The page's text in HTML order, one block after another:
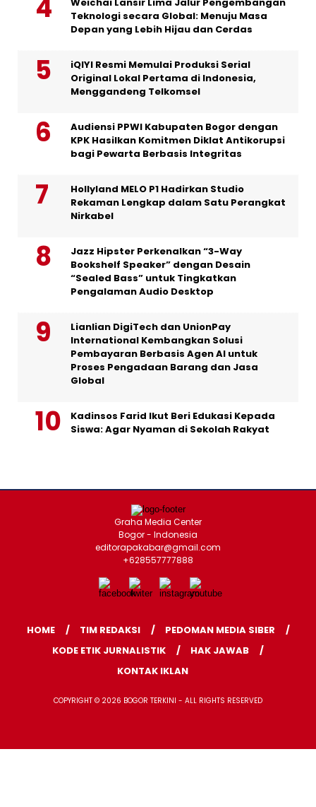
Weichai Lansir Lima Jalur Pengembangan
Teknologi secara Global: Menuju Masa
Depan yang Lebih Hijau dan Cerdas
iQIYI Resmi Memulai Produksi Serial
Original Lokal Pertama di Indonesia,
Menggandeng Telkomsel
Audiensi PPWI Kabupaten Bogor dengan
KPK Hasilkan Komitmen Diklat Antikorupsi
bagi Pewarta Berbasis Integritas
Hollyland MELO P1 Hadirkan Studio
Rekaman Lengkap dalam Satu Perangkat
Nirkabel
Jazz Hipster Perkenalkan “3-Way
Bookshelf Speaker” dengan Desain
“Sealed Bass” untuk Tingkatkan
Pengalaman Audio Desktop
Lianlian DigiTech dan UnionPay
International Kembangkan Solusi
Pembayaran Berbasis Agen AI untuk
Proses Pengadaan Barang dan Jasa
Global
Kadinsos Farid Ikut Beri Edukasi Kepada
Siswa: Agar Nyaman di Sekolah Rakyat
Graha Media Center
Bogor - Indonesia
editorapakabar@gmail.com
+628557777888
HOME TIM REDAKSI
PEDOMAN MEDIA SIBER
KODE ETIK JURNALISTIK
HAK JAWAB
KONTAK IKLAN
COPYRIGHT © 2026 BOGOR TERKINI - ALL RIGHTS RESERVED